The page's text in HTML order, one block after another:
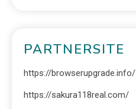
PARTNERSITE
https://browserupgrade.info/
https://sakura118real.com/